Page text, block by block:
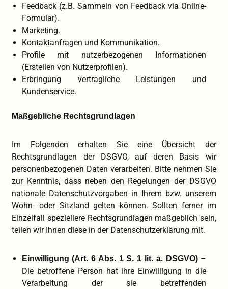
Feedback (z.B. Sammeln von Feedback via Online-
Formular).
Marketing.
Kontaktanfragen und Kommunikation.
Profile mit nutzerbezogenen Informationen
(Erstellen von Nutzerprofilen).
Erbringung vertragliche Leistungen und
Kundenservice.
Maßgebliche Rechtsgrundlagen
Im Folgenden erhalten Sie eine Übersicht der
Rechtsgrundlagen der DSGVO, auf deren Basis wir
personenbezogenen Daten verarbeiten. Bitte nehmen Sie
zur Kenntnis, dass neben den Regelungen der DSGVO
nationale Datenschutzvorgaben in Ihrem bzw. unserem
Wohn- oder Sitzland gelten können. Sollten ferner im
Einzelfall speziellere Rechtsgrundlagen maßgeblich sein,
teilen wir Ihnen diese in der Datenschutzerklärung mit.
Einwilligung (Art. 6 Abs. 1 S. 1 lit. a. DSGVO)–
Die betroffene Person hat ihre Einwilligung in die
Verarbeitung der sie betreffenden